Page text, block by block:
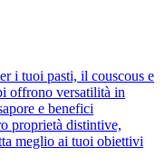
i tuoi pasti, il couscous e
offrono versatilità in
e benefici
proprietà distintive,
meglio ai tuoi obiettivi